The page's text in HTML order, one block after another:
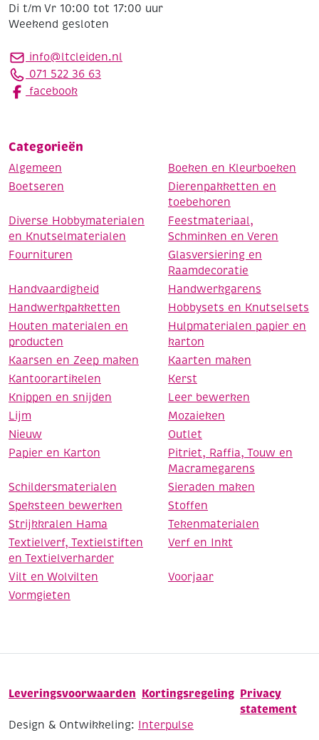
Di t/m Vr 10:00 tot 17:00 uur
Weekend gesloten
info@ltcleiden.nl
071 522 36 63
facebook
Categorieën
Algemeen
Boeken en Kleurboeken
Boetseren
Dierenpakketten en
toebehoren
Diverse Hobbymaterialen
en Knutselmaterialen
Feestmateriaal,
Schminken en Veren
Fournituren
Glasversiering en
Raamdecoratie
Handvaardigheid
Handwerkgarens
Handwerkpakketten
Hobbysets en Knutselsets
Houten materialen en
producten
Hulpmaterialen papier en
karton
Kaarsen en Zeep maken
Kaarten maken
Kantoorartikelen
Kerst
Knippen en snijden
Leer bewerken
Lijm
Mozaieken
Nieuw
Outlet
Papier en Karton
Pitriet, Raffia, Touw en
Macramegarens
Schildersmaterialen
Sieraden maken
Speksteen bewerken
Stoffen
Strijkkralen Hama
Tekenmaterialen
Textielverf, Textielstiften
en Textielverharder
Verf en Inkt
Vilt en Wolvilten
Voorjaar
Vormgieten
Leveringsvoorwaarden Kortingsregeling Privacy
statement
Design & Ontwikkeling: Interpulse